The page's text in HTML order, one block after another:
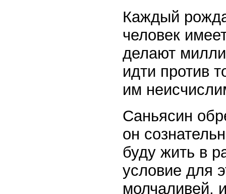
Каждый
человек
делают
идти против
им
Саньясин
он
буду жить в
условие для
молчаливей,